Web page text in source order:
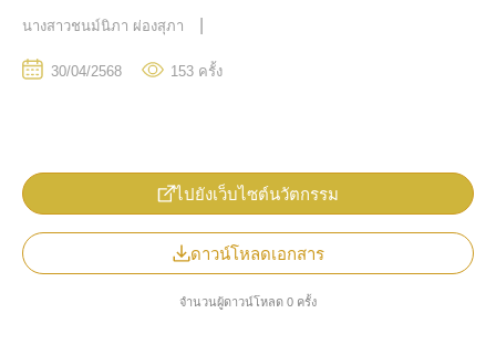
ไปยังเว็บไซต์นวัตกรรม
ดาวน์โหลดเอกสาร
จำนวนผู้ดาวน์โหลด 0 ครั้ง
นางสาวชนม์นิภา ผ่องสุภา
30/04/2568 153 ครั้ง